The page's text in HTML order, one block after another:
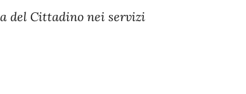
del Cittadino nei servizi